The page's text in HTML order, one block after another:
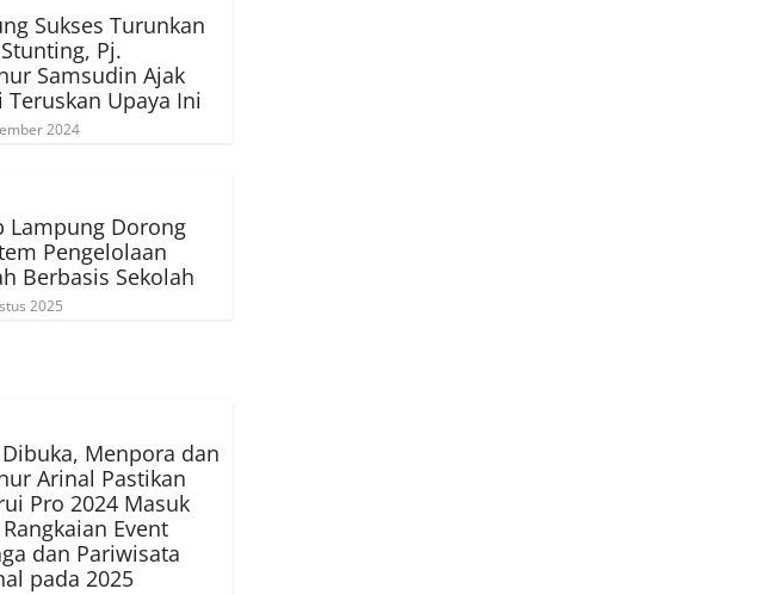
Sukses Turunkan
Pj.
Samsudin Ajak
Teruskan Upaya Ini
2024
Lampung Dorong
Pengelolaan
Berbasis Sekolah
2025
Menpora dan
Arinal Pastikan
Pro 2024 Masuk
Event
dan Pariwisata
pada 2025